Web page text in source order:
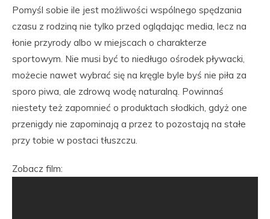
Pomyśl sobie ile jest możliwości wspólnego spędzania
czasu z rodziną nie tylko przed oglądając media, lecz na
łonie przyrody albo w miejscach o charakterze
sportowym. Nie musi być to niedługo ośrodek pływacki,
możecie nawet wybrać się na kręgle byle byś nie piła za
sporo piwa, ale zdrową wodę naturalną. Powinnaś
niestety też zapomnieć o produktach słodkich, gdyż one
przenigdy nie zapominają a przez to pozostają na stałe
przy tobie w postaci tłuszczu.
Zobacz film: